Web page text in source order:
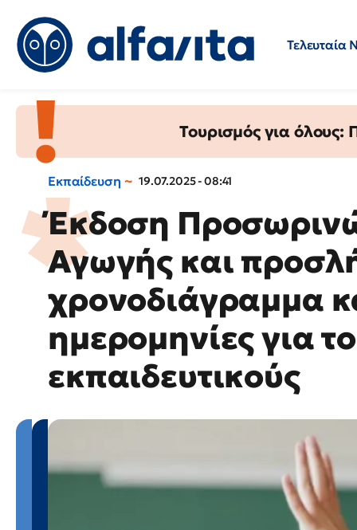
Τελευταία
Τουρισμός για
Εκπαίδευση 19.07.2025 - 08:41
Έκδοση
Αγωγής και
χρονοδιάγραμμα
ημερομηνίες για
εκπαιδευτικούς